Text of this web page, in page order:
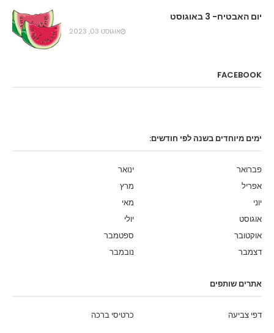
יום האבטיח- 3 באוגוסט
אוגוסט 03, 2023
FACEBOOK
ימים מיוחדים בשנה לפי חודשים:
ינואר
פברואר
מרץ
אפריל
מאי
יוני
יולי
אוגוסט
ספטמבר
אוקטובר
נובמבר
דצמבר
אתרים שותפים
כרטיסי ברכה דפי צביעה